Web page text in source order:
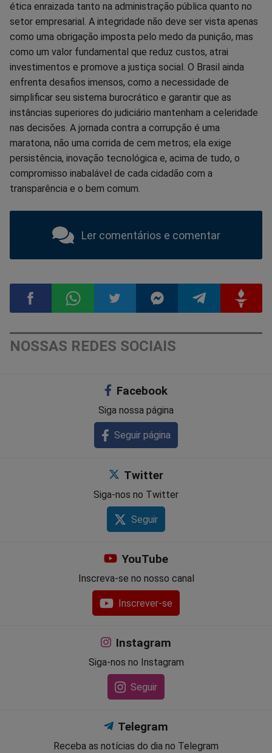
ética enraizada tanto na administração pública quanto no
setor empresarial. A integridade não deve ser vista apenas
como uma obrigação imposta pelo medo da punição, mas
como um valor fundamental que reduz custos, atrai
investimentos e promove a justiça social. O Brasil ainda
enfrenta desafios imensos, como a necessidade de
simplificar seu sistema burocrático e garantir que as
instâncias superiores do judiciário mantenham a celeridade
nas decisões. A jornada contra a corrupção é uma
maratona, não uma corrida de cem metros; ela exige
persistência, inovação tecnológica e, acima de tudo, o
compromisso inabalável de cada cidadão com a
transparência e o bem comum.
Ler comentários e comentar
CompartilharCompartilhar
Whatsapp
Compartilhar
Twitter
Compartilhar
Messenger
NOSSAS REDES SOCIAIS
Facebook
Siga nossa página
Seguir página
Twitter
Siga-nos no Twitter
Seguir
YouTube
Inscreva-se no nosso canal
Inscrever-se
Instagram
Siga-nos no Instagram
Seguir
Telegram
Receba as notícias do dia no Telegram